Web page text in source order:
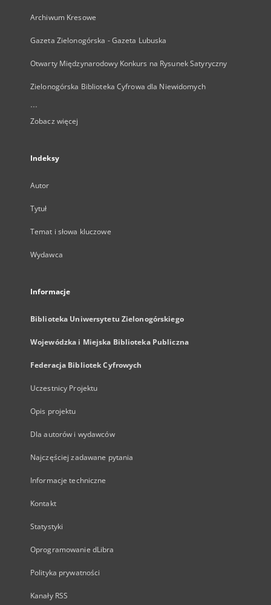
Archiwum Kresowe
Gazeta Zielonogórska - Gazeta Lubuska
Otwarty Międzynarodowy Konkurs na Rysunek Satyryczny
Zielonogórska Biblioteka Cyfrowa dla Niewidomych
...
Zobacz więcej
Indeksy
Autor
Tytuł
Temat i słowa kluczowe
Wydawca
Informacje
Biblioteka Uniwersytetu Zielonogórskiego
Wojewódzka i Miejska Biblioteka Publiczna
Federacja Bibliotek Cyfrowych
Uczestnicy Projektu
Opis projektu
Dla autorów i wydawców
Najczęściej zadawane pytania
Informacje techniczne
Kontakt
Statystyki
Oprogramowanie dLibra
Polityka prywatności
Kanały RSS